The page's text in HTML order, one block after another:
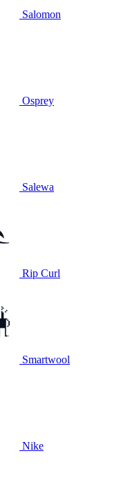
Salomon
Osprey
Salewa
Rip Curl
Smartwool
Nike